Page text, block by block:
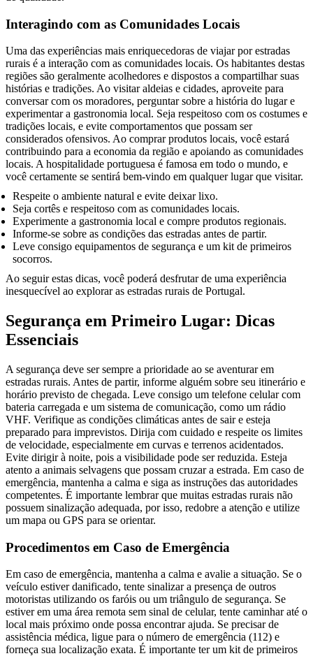
Interagindo com as Comunidades Locais
Uma das experiências mais enriquecedoras de viajar por estradas
rurais é a interação com as comunidades locais. Os habitantes destas
regiões são geralmente acolhedores e dispostos a compartilhar suas
histórias e tradições. Ao visitar aldeias e cidades, aproveite para
conversar com os moradores, perguntar sobre a história do lugar e
experimentar a gastronomia local. Seja respeitoso com os costumes e
tradições locais, e evite comportamentos que possam ser
considerados ofensivos. Ao comprar produtos locais, você estará
contribuindo para a economia da região e apoiando as comunidades
locais. A hospitalidade portuguesa é famosa em todo o mundo, e
você certamente se sentirá bem-vindo em qualquer lugar que visitar.
Respeite o ambiente natural e evite deixar lixo.
Seja cortês e respeitoso com as comunidades locais.
Experimente a gastronomia local e compre produtos regionais.
Informe-se sobre as condições das estradas antes de partir.
Leve consigo equipamentos de segurança e um kit de primeiros
socorros.
Ao seguir estas dicas, você poderá desfrutar de uma experiência
inesquecível ao explorar as estradas rurais de Portugal.
Segurança em Primeiro Lugar: Dicas
Essenciais
A segurança deve ser sempre a prioridade ao se aventurar em
estradas rurais. Antes de partir, informe alguém sobre seu itinerário e
horário previsto de chegada. Leve consigo um telefone celular com
bateria carregada e um sistema de comunicação, como um rádio
VHF. Verifique as condições climáticas antes de sair e esteja
preparado para imprevistos. Dirija com cuidado e respeite os limites
de velocidade, especialmente em curvas e terrenos acidentados.
Evite dirigir à noite, pois a visibilidade pode ser reduzida. Esteja
atento a animais selvagens que possam cruzar a estrada. Em caso de
emergência, mantenha a calma e siga as instruções das autoridades
competentes. É importante lembrar que muitas estradas rurais não
possuem sinalização adequada, por isso, redobre a atenção e utilize
um mapa ou GPS para se orientar.
Procedimentos em Caso de Emergência
Em caso de emergência, mantenha a calma e avalie a situação. Se o
veículo estiver danificado, tente sinalizar a presença de outros
motoristas utilizando os faróis ou um triângulo de segurança. Se
estiver em uma área remota sem sinal de celular, tente caminhar até o
local mais próximo onde possa encontrar ajuda. Se precisar de
assistência médica, ligue para o número de emergência (112) e
forneça sua localização exata. É importante ter um kit de primeiros